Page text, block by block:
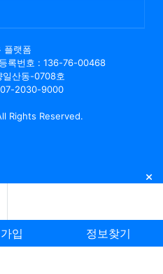
플랫폼
록번호 : 136-76-00468
산동-0708호
2030-9000
Rights Reserved.
닫
입 정보찾기